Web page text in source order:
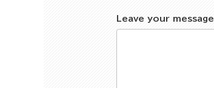
Leave your message